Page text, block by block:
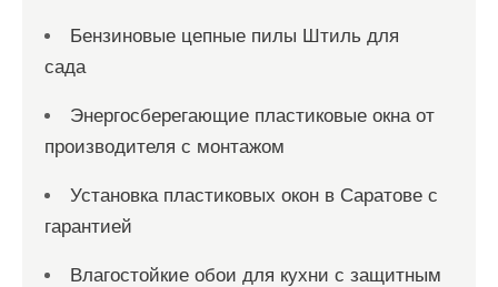
Бензиновые цепные пилы Штиль для
сада
Энергосберегающие пластиковые окна от
производителя с монтажом
Установка пластиковых окон в Саратове с
гарантией
Влагостойкие обои для кухни с защитным